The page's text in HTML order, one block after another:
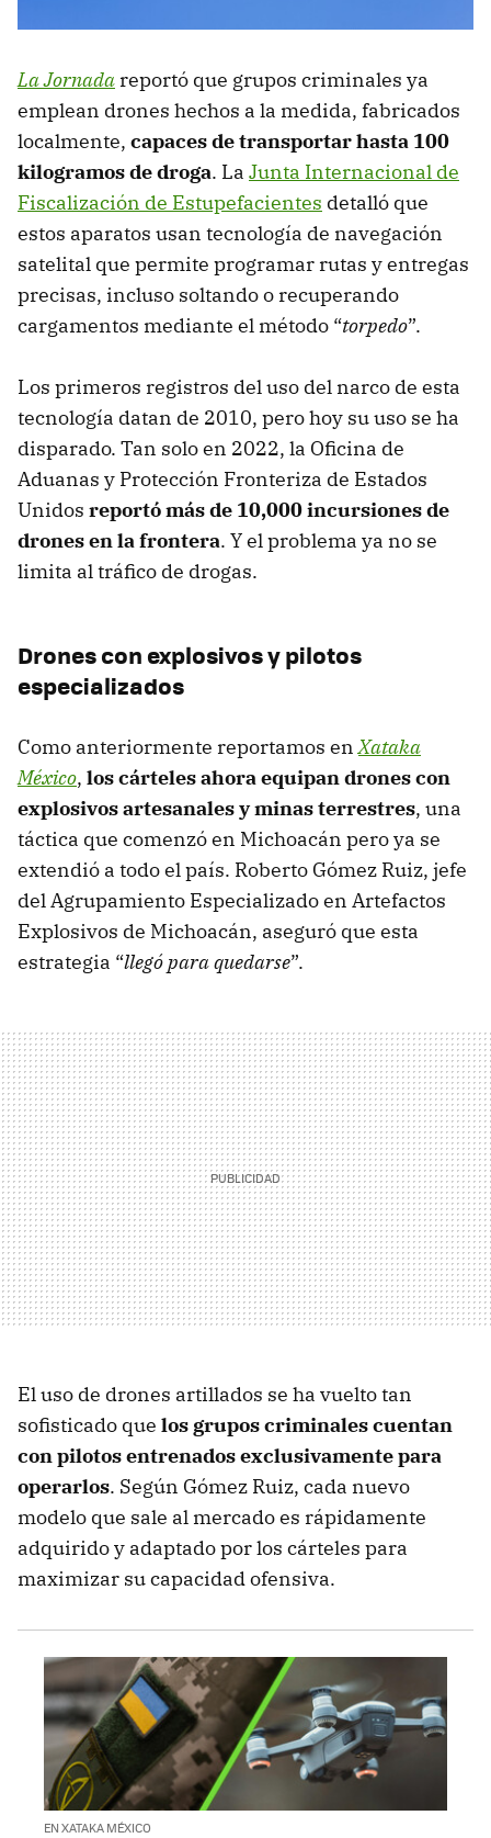
La Jornada reportó que grupos criminales ya
emplean drones hechos a la medida, fabricados
localmente, capaces de transportar hasta 100
kilogramos de droga. La Junta Internacional de
Fiscalización de Estupefacientes detalló que
estos aparatos usan tecnología de navegación
satelital que permite programar rutas y entregas
precisas, incluso soltando o recuperando
cargamentos mediante el método “torpedo”.
Los primeros registros del uso del narco de esta
tecnología datan de 2010, pero hoy su uso se ha
disparado. Tan solo en 2022, la Oficina de
Aduanas y Protección Fronteriza de Estados
Unidos reportó más de 10,000 incursiones de
drones en la frontera. Y el problema ya no se
limita al tráfico de drogas.
Drones con explosivos y pilotos
especializados
Como anteriormente reportamos enXataka
México, los cárteles ahora equipan drones con
explosivos artesanales y minas terrestres, una
táctica que comenzó en Michoacán pero ya se
extendió a todo el país. Roberto Gómez Ruiz, jefe
del Agrupamiento Especializado en Artefactos
Explosivos de Michoacán, aseguró que esta
estrategia “llegó para quedarse”.
El uso de drones artillados se ha vuelto tan
sofisticado que los grupos criminales cuentan
con pilotos entrenados exclusivamente para
operarlos. Según Gómez Ruiz, cada nuevo
modelo que sale al mercado es rápidamente
adquirido y adaptado por los cárteles para
maximizar su capacidad ofensiva.
EN XATAKA MÉXICO